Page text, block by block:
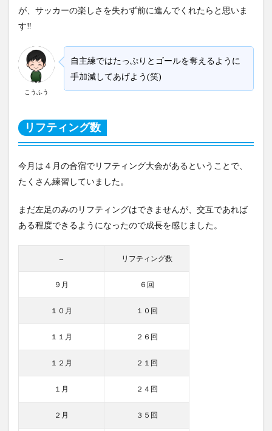
が、サッカーの楽しさを失わず前に進んでくれたらと思いま
す‼
こうふう
自主練ではたっぷりとゴールを奪えるように
手加減してあげよう(笑)
リフティング数
今月は４月の合宿でリフティング大会があるということで、
たくさん練習していました。
まだ左足のみのリフティングはできませんが、交互であれば
ある程度できるようになったので成長を感じました。
– リフティング数
９月 ６回
１０月 １０回
１１月 ２６回
１２月 ２１回
１月 ２４回
２月 ３５回